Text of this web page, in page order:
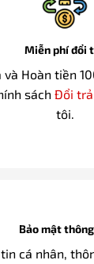
Miễn phí đổi
Hoàn tiền
sách Đổi
tôi.
Bảo mật
cá nhân,